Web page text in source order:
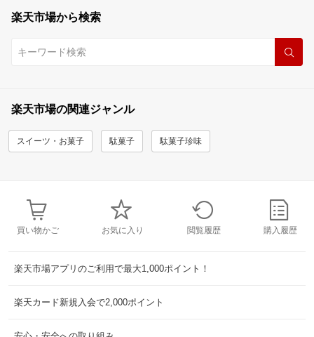
楽天市場から検索
楽天市場の関連ジャンル
スイーツ・お菓子 駄菓子 駄菓子珍味
買い物かご お気に入り 閲覧履歴 購入履歴
楽天市場アプリのご利用で最大1,000ポイント！
楽天カード新規入会で2,000ポイント